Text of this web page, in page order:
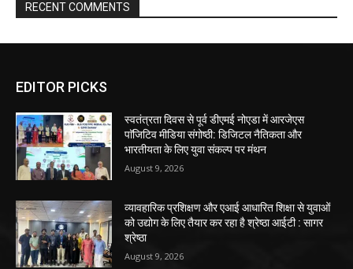
RECENT COMMENTS
EDITOR PICKS
स्वतंत्रता दिवस से पूर्व डीएमई नोएडा में आरजेएस
पाॅजिटिव मीडिया संगोष्ठी: डिजिटल नैतिकता और
भारतीयता के लिए युवा संकल्प पर मंथन
August 9, 2026
व्यावहारिक प्रशिक्षण और एआई आधारित शिक्षा से युवाओं
को उद्योग के लिए तैयार कर रहा है श्रेष्ठा आईटी : सागर
श्रेष्ठा
August 9, 2026